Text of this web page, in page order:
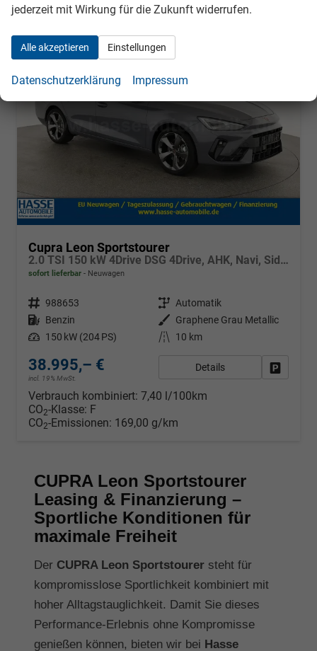
ab 345,– € mtl.
Cupra Leon Sportstourer
2.0 TSI 150 kW 4Drive DSG 4Drive, AHK, Navi, Side, Matrix, el. Klappe, 18-Zoll, 5 J.-Garantie
sofort lieferbar Neuwagen
Fahrzeugnr. 988653 Getriebe Automatik
Kraftstoff Benzin Außenfarbe
Graphene Grau Metallic
Leistung 150 kW (204 PS) Kilometerstand 10 km
38.995,– €
incl. 19% MwSt.
Details
Verbrauch kombiniert: 7,40 l/100km
CO2-Klasse: F
CO2-Emissionen: 169,00 g/km
CUPRA Leon Sportstourer
Leasing & Finanzierung –
Sportliche Konditionen für
maximale Freiheit
Der CUPRA Leon Sportstourer steht für
kompromisslose Sportlichkeit kombiniert mit
hoher Alltagstauglichkeit. Damit Sie dieses
Performance-Erlebnis ohne Kompromisse
genießen können, bieten wir bei Hasse
jederzeit mit Wirkung für die Zukunft widerrufen.
Alle akzeptieren Einstellungen
Datenschutzerklärung Impressum